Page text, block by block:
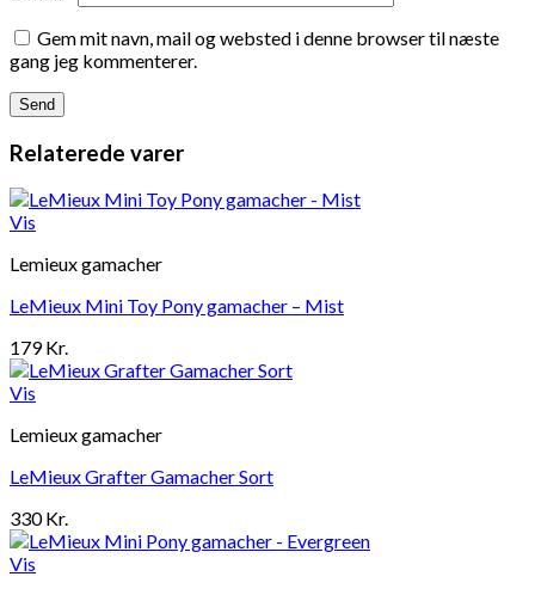
Gem mit navn, mail og websted i denne browser til næste
gang jeg kommenterer.
Relaterede varer
Vis
Lemieux gamacher
LeMieux Mini Toy Pony gamacher – Mist
179Kr.
Vis
Lemieux gamacher
LeMieux Grafter Gamacher Sort
330Kr.
Vis